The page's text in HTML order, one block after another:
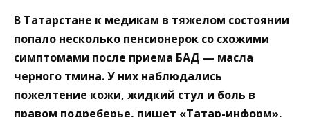
В Татарстане к медикам в тяжелом состоянии
попало несколько пенсионерок со схожими
симптомами после приема БАД — масла
черного тмина. У них наблюдались
пожелтение кожи, жидкий стул и боль в
правом подреберье, пишет «Татар-информ».